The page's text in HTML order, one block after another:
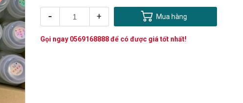
- + Mua hàng
Gọi ngay 0569168888để có được giá tốt nhất!